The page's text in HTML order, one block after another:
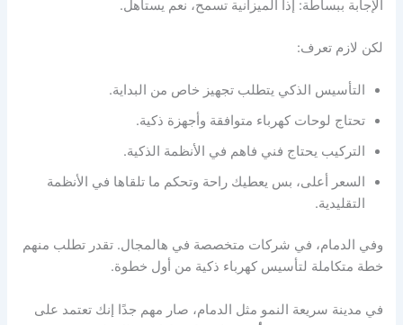
الإجابة ببساطة: إذا الميزانية تسمح، نعم يستاهل.
لكن لازم تعرف:
التأسيس الذكي يتطلب تجهيز خاص من البداية.
تحتاج لوحات كهرباء متوافقة وأجهزة ذكية.
التركيب يحتاج فني فاهم في الأنظمة الذكية.
السعر أعلى، بس يعطيك راحة وتحكم ما تلقاها في الأنظمة
التقليدية.
وفي الدمام، في شركات متخصصة في هالمجال. تقدر تطلب منهم
خطة متكاملة لتأسيس كهرباء ذكية من أول خطوة.
في مدينة سريعة النمو مثل الدمام، صار مهم جدًا إنك تعتمد على